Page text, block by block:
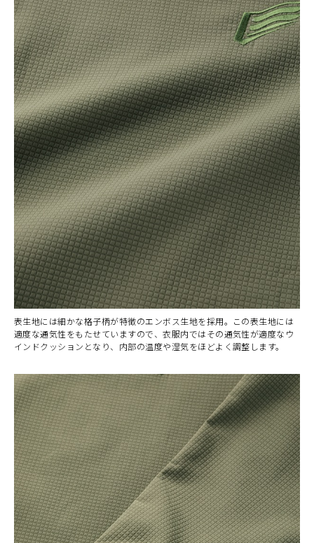
表生地には細かな格子柄が特徴のエンボス生地を採用。この表生地には
適度な通気性をもたせていますので、衣服内ではその通気性が適度なウ
インドクッションとなり、内部の温度や湿気をほどよく調整します。